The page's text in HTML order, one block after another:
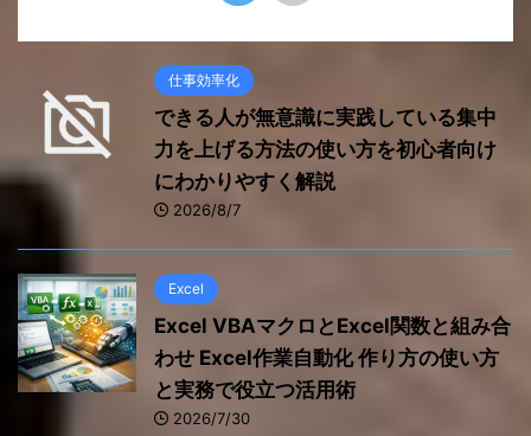
仕事効率化
できる人が無意識に実践している集中
力を上げる方法の使い方を初心者向け
にわかりやすく解説
2026/8/7
Excel
Excel VBAマクロとExcel関数と組み合
わせ Excel作業自動化 作り方の使い方
と実務で役立つ活用術
2026/7/30